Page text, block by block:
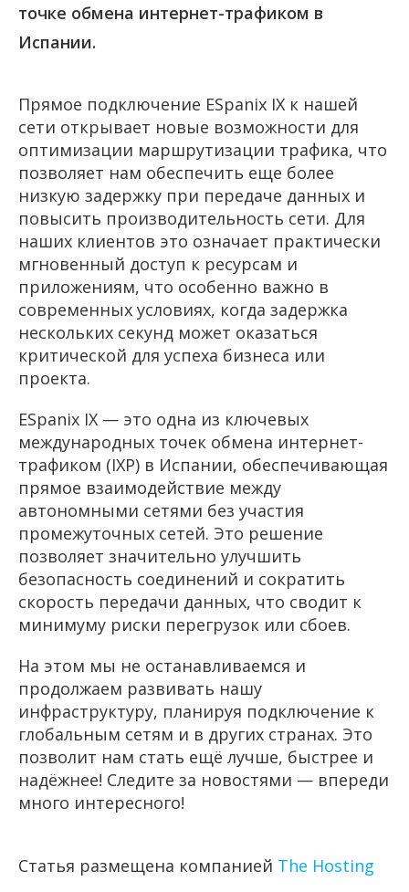
точке обмена интернет-трафиком в
Испании.
Прямое подключение ESpanix IX к нашей
сети открывает новые возможности для
оптимизации маршрутизации трафика, что
позволяет нам обеспечить еще более
низкую задержку при передаче данных и
повысить производительность сети. Для
наших клиентов это означает практически
мгновенный доступ к ресурсам и
приложениям, что особенно важно в
современных условиях, когда задержка
нескольких секунд может оказаться
критической для успеха бизнеса или
проекта.
ESpanix IX — это одна из ключевых
международных точек обмена интернет-
трафиком (IXP) в Испании, обеспечивающая
прямое взаимодействие между
автономными сетями без участия
промежуточных сетей. Это решение
позволяет значительно улучшить
безопасность соединений и сократить
скорость передачи данных, что сводит к
минимуму риски перегрузок или сбоев.
На этом мы не останавливаемся и
продолжаем развивать нашу
инфраструктуру, планируя подключение к
глобальным сетям и в других странах. Это
позволит нам стать ещё лучше, быстрее и
надёжнее! Следите за новостями — впереди
много интересного!
Статья размещена компанией The Hosting